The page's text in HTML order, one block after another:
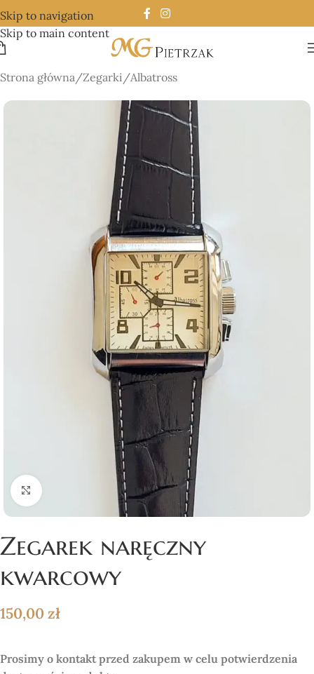
Skip to navigation
Skip to main content
Strona główna/Zegarki /Albatross
Click to enlarge
Zegarek naręczny
kwarcowy
150,00 zł
Prosimy o kontakt przed zakupem w celu potwierdzenia